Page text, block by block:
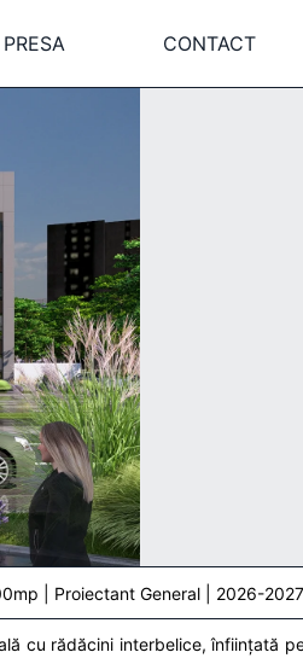
PRESA CONTACT
| Proiectant General | 2026-
cu rădăcini interbelice, înființată